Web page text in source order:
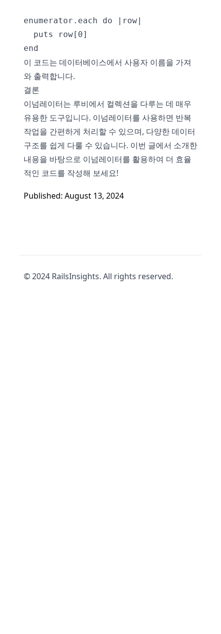
enumerator.each do |row|
  puts row[0]
이 코드는 데이터베이스에서 사용자 이름을 가져
와 출력합니다.
결론
이넘레이터는 루비에서 컬렉션을 다루는 데 매우
유용한 도구입니다. 이넘레이터를 사용하면 반복
작업을 간편하게 처리할 수 있으며, 다양한 데이터
구조를 쉽게 다룰 수 있습니다. 이번 글에서 소개한
내용을 바탕으로 이넘레이터를 활용하여 더 효율
적인 코드를 작성해 보세요!
Published: August 13, 2024
© 2024 RailsInsights. All rights reserved.